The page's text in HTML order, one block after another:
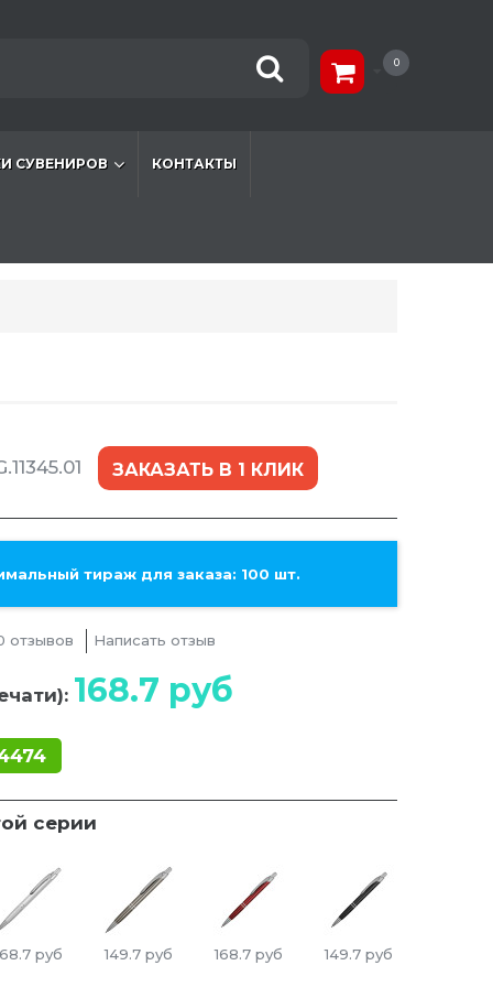
0
СУВЕНИРОВ КОНТАКТЫ
ЗАКАЗАТЬ В 1 КЛИК
тираж для заказа: 100 шт.
отзывов Написать отзыв
168.7 руб
серии
руб 149.7 руб 168.7 руб 149.7 руб